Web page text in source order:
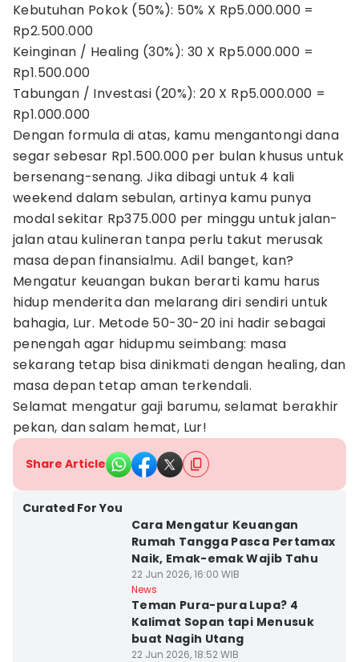
Kebutuhan Pokok (50%): 50% X Rp5.000.000 =
Rp2.500.000
Keinginan / Healing (30%): 30 X Rp5.000.000 =
Rp1.500.000
Tabungan / Investasi (20%): 20 X Rp5.000.000 =
Rp1.000.000
Dengan formula di atas, kamu mengantongi dana
segar sebesar Rp1.500.000 per bulan khusus untuk
bersenang-senang. Jika dibagi untuk 4 kali
weekend dalam sebulan, artinya kamu punya
modal sekitar Rp375.000 per minggu untuk jalan-
jalan atau kulineran tanpa perlu takut merusak
masa depan finansialmu. Adil banget, kan?
Mengatur keuangan bukan berarti kamu harus
hidup menderita dan melarang diri sendiri untuk
bahagia, Lur. Metode 50-30-20 ini hadir sebagai
penengah agar hidupmu seimbang: masa
sekarang tetap bisa dinikmati dengan healing, dan
masa depan tetap aman terkendali.
Selamat mengatur gaji barumu, selamat berakhir
pekan, dan salam hemat, Lur!
Share Article
Curated For You
Cara Mengatur Keuangan
Rumah Tangga Pasca Pertamax
Naik, Emak-emak Wajib Tahu
22 Jun 2026, 16:00 WIB
News
Teman Pura-pura Lupa? 4
Kalimat Sopan tapi Menusuk
buat Nagih Utang
22 Jun 2026, 18:52 WIB